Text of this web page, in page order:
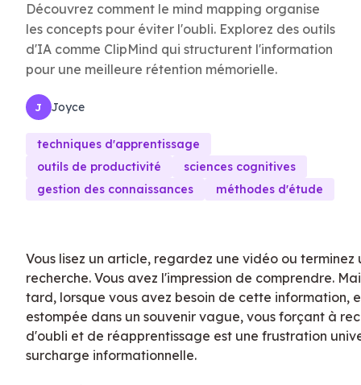
Découvrez comment le mind mapping organise
les concepts pour éviter l'oubli. Explorez des outils
d'IA comme ClipMind qui structurent l'information
pour une meilleure rétention mémorielle.
J Joyce
techniques d'apprentissage
outils de productivité
sciences cognitives
gestion des connaissances
méthodes d'étude
Vous lisez un article, regardez une vidéo ou terminez
recherche. Vous avez l'impression de comprendre.
tard, lorsque vous avez besoin de cette information,
estompée dans un souvenir vague, vous forçant à
d'oubli et de réapprentissage est une frustration
surcharge informationnelle.